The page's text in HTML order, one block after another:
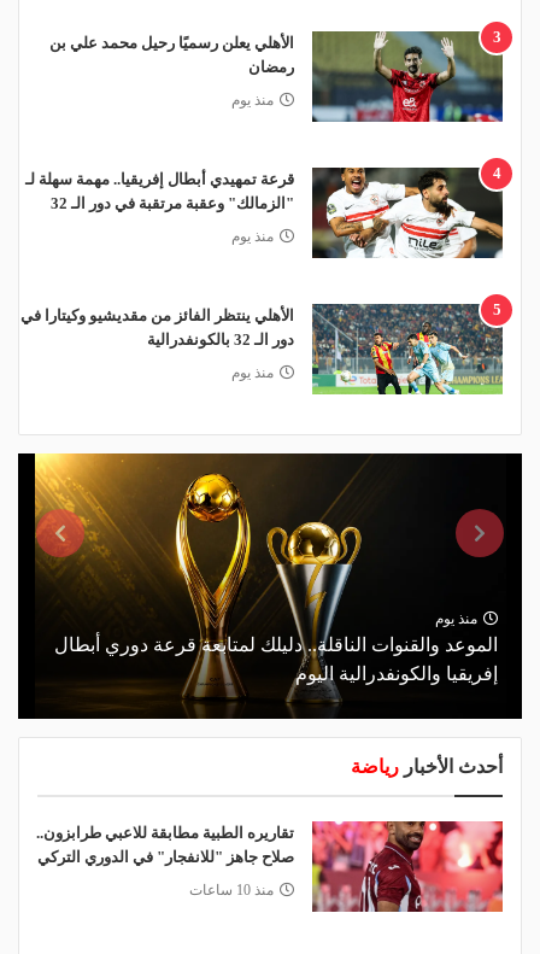
3
الأهلي يعلن رسميًا رحيل محمد علي بن
رمضان
منذ يوم
4
قرعة تمهيدي أبطال إفريقيا.. مهمة سهلة لـ
"الزمالك" وعقبة مرتقبة في دور الـ 32
منذ يوم
5
الأهلي ينتظر الفائز من مقديشيو وكيتارا في
دور الـ 32 بالكونفدرالية
منذ يوم
منذ يوم
الموعد والقنوات الناقلة.. دليلك لمتابعة قرعة دوري أبطال
إفريقيا والكونفدرالية اليوم
أحدث الأخبار رياضة
تقاريره الطبية مطابقة للاعبي طرابزون..
صلاح جاهز "للانفجار" في الدوري التركي
منذ 10 ساعات